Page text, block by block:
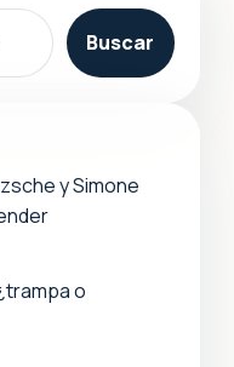
Buscar
y Simone
o